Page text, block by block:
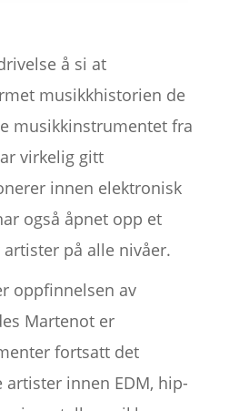
å si at
musikkhistorien de
musikkinstrumentet fra
virkelig gitt
innen elektronisk
også åpnet opp et
på alle nivåer.
oppfinnelsen av
Martenot er
fortsatt det
innen EDM, hip-